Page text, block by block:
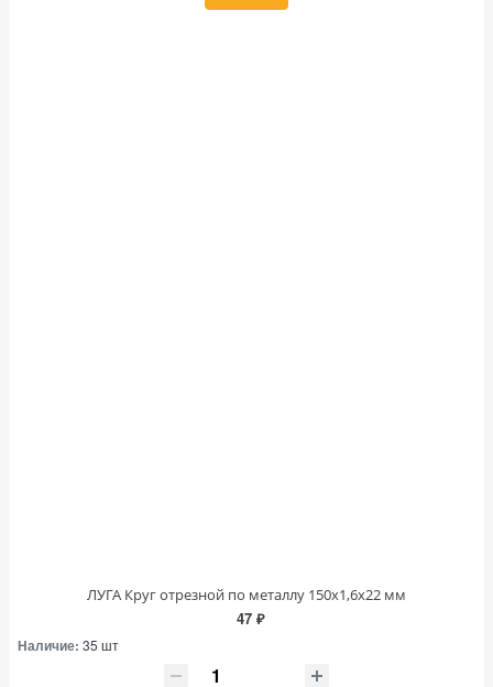
ЛУГА Круг отрезной по металлу 150х1,6х22 мм
47 ₽
Наличие: 35 шт